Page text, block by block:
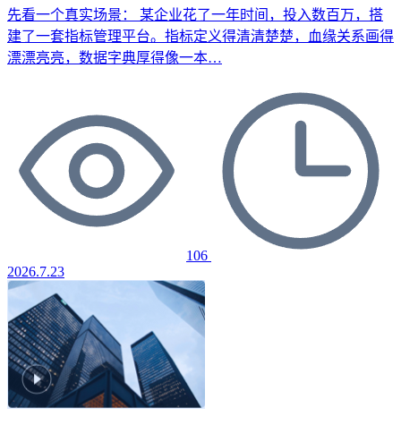
先看一个真实场景： 某企业花了一年时间，投入数百万，搭
建了一套指标管理平台。指标定义得清清楚楚，血缘关系画得
漂漂亮亮，数据字典厚得像一本…
106
2026.7.23